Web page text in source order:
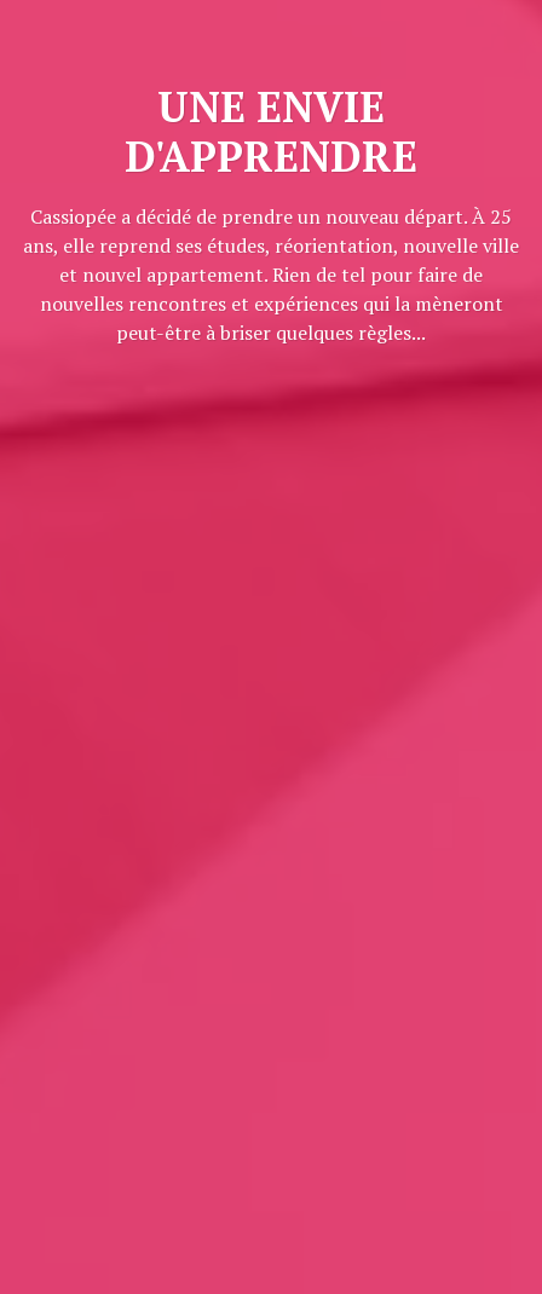
UNE ENVIE
D'APPRENDRE
Cassiopée a décidé de prendre un nouveau départ. À 25
ans, elle reprend ses études, réorientation, nouvelle ville
et nouvel appartement. Rien de tel pour faire de
nouvelles rencontres et expériences qui la mèneront
peut-être à briser quelques règles...